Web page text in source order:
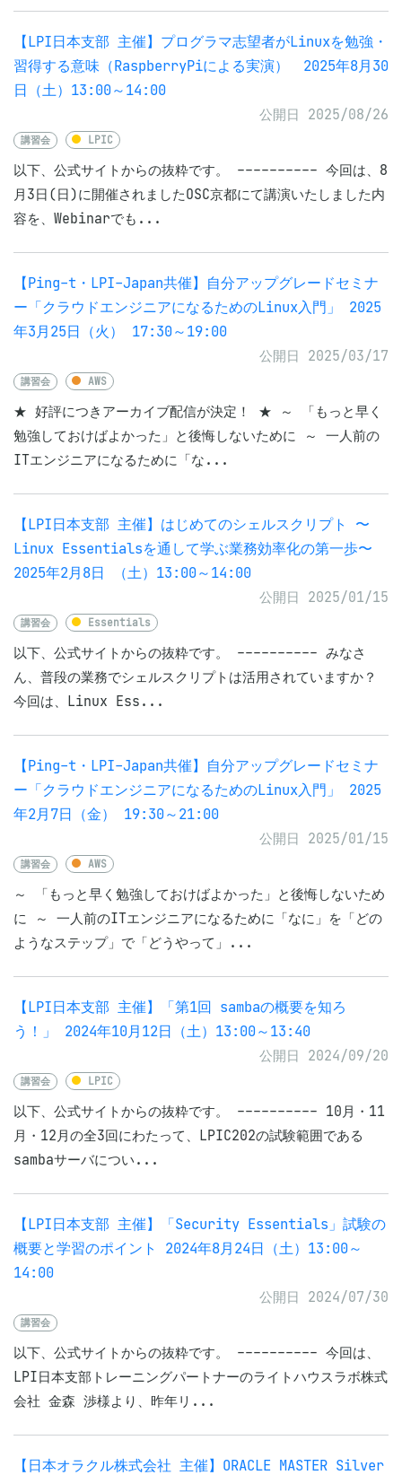
【LPI日本支部 主催】プログラマ志望者がLinuxを勉強・
習得する意味（RaspberryPiによる実演） 2025年8月30
日（土）13:00～14:00
公開日 2025/08/26
講習会 LPIC
以下、公式サイトからの抜粋です。 ---------- 今回は、8
月3日(日)に開催されましたOSC京都にて講演いたしました内
容を、Webinarでも...
【Ping-t・LPI-Japan共催】自分アップグレードセミナ
ー「クラウドエンジニアになるためのLinux入門」 2025
年3月25日（火） 17:30～19:00
公開日 2025/03/17
講習会 AWS
★ 好評につきアーカイブ配信が決定！ ★ ～ 「もっと早く
勉強しておけばよかった」と後悔しないために ～ 一人前の
ITエンジニアになるために「な...
【LPI日本支部 主催】はじめてのシェルスクリプト 〜
Linux Essentialsを通して学ぶ業務効率化の第一歩〜
2025年2月8日 （土）13:00～14:00
公開日 2025/01/15
講習会 Essentials
以下、公式サイトからの抜粋です。 ---------- みなさ
ん、普段の業務でシェルスクリプトは活用されていますか？
今回は、Linux Ess...
【Ping-t・LPI-Japan共催】自分アップグレードセミナ
ー「クラウドエンジニアになるためのLinux入門」 2025
年2月7日（金） 19:30～21:00
公開日 2025/01/15
講習会 AWS
～ 「もっと早く勉強しておけばよかった」と後悔しないため
に ～ 一人前のITエンジニアになるために「なに」を「どの
ようなステップ」で「どうやって」...
【LPI日本支部 主催】「第1回 sambaの概要を知ろ
う！」 2024年10月12日（土）13:00～13:40
公開日 2024/09/20
講習会 LPIC
以下、公式サイトからの抜粋です。 ---------- 10月・11
月・12月の全3回にわたって、LPIC202の試験範囲である
sambaサーバについ...
【LPI日本支部 主催】「Security Essentials」試験の
概要と学習のポイント 2024年8月24日（土）13:00～
14:00
公開日 2024/07/30
講習会
以下、公式サイトからの抜粋です。 ---------- 今回は、
LPI日本支部トレーニングパートナーのライトハウスラボ株式
会社 金森 渉様より、昨年リ...
【日本オラクル株式会社 主催】ORACLE MASTER Silver